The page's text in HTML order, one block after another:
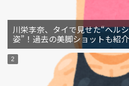
川栄李奈、タイで見せた“ヘル
姿”！過去の美脚ショットも紹介